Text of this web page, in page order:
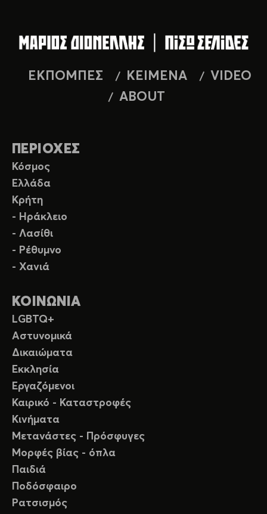
ΕΚΠΟΜΠΕΣ ΚΕΙΜΕΝΑ
VIDEO
ABOUT
ΠΕΡΙΟΧΕΣ
Κόσμος
Ελλάδα
Κρήτη
- Ηράκλειο
- Λασίθι
- Ρέθυμνο
- Χανιά
ΚΟΙΝΩΝΙΑ
LGBTQ+
Αστυνομικά
Δικαιώματα
Εκκλησία
Εργαζόμενοι
Καιρικό - Καταστροφές
Κινήματα
Μετανάστες - Πρόσφυγες
Μορφές βίας - όπλα
Παιδιά
Ποδόσφαιρο
Ρατσισμός